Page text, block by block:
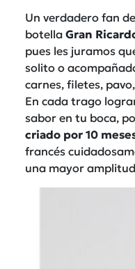
Un verdadero fan
botella Gran
pues les juramos
solito o
carnes, filetes,
En cada trago
sabor en tu boca,
criado por 10
francés
una mayor